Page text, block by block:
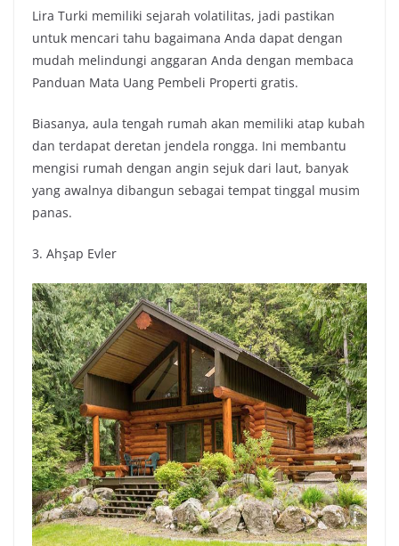
Lira Turki memiliki sejarah volatilitas, jadi pastikan
untuk mencari tahu bagaimana Anda dapat dengan
mudah melindungi anggaran Anda dengan membaca
Panduan Mata Uang Pembeli Properti gratis.
Biasanya, aula tengah rumah akan memiliki atap kubah
dan terdapat deretan jendela rongga. Ini membantu
mengisi rumah dengan angin sejuk dari laut, banyak
yang awalnya dibangun sebagai tempat tinggal musim
panas.
3. Ahşap Evler